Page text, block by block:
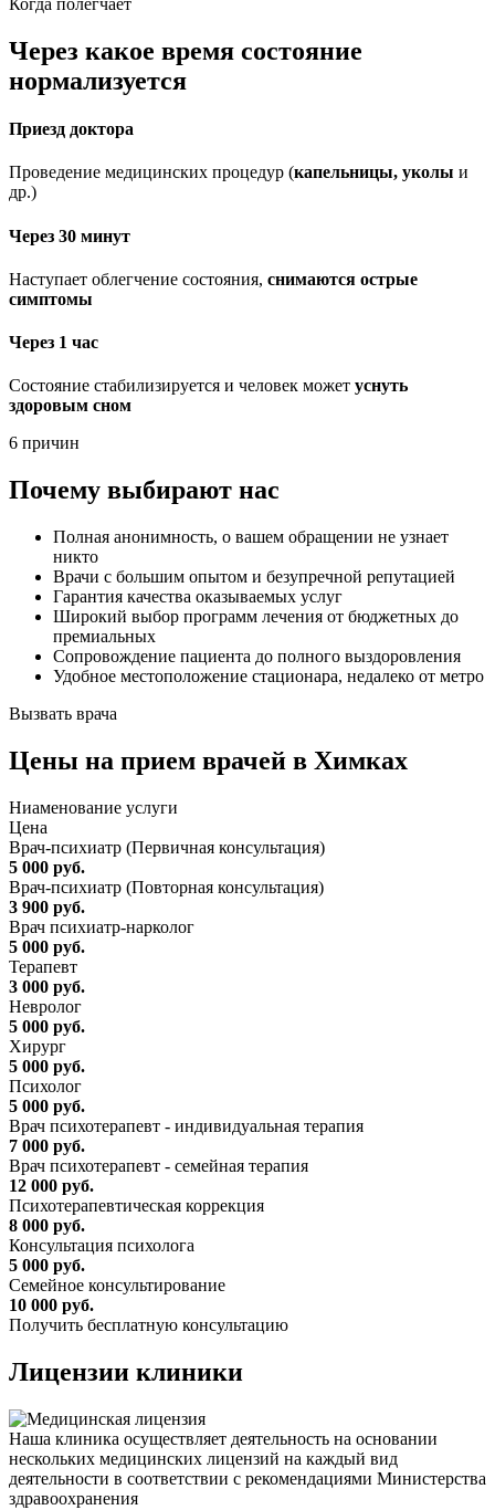
Когда полегчает
Через какое время состояние
нормализуется
Приезд доктора
Проведение медицинских процедур (капельницы, уколы и
др.)
Через 30 минут
Наступает облегчение состояния, снимаются острые
симптомы
Через 1 час
Состояние стабилизируется и человек может уснуть
здоровым сном
6 причин
Почему выбирают нас
Полная анонимность, о вашем обращении не узнает
никто
Врачи с большим опытом и безупречной репутацией
Гарантия качества оказываемых услуг
Широкий выбор программ лечения от бюджетных до
премиальных
Сопровождение пациента до полного выздоровления
Удобное местоположение стационара, недалеко от метро
Вызвать врача
Цены на прием врачей в Химках
Ниaменование услуги
Цена
Врач-психиатр (Первичная консультация)
5 000 руб.
Врач-психиатр (Повторная консультация)
3 900 руб.
Врач психиатр-нарколог
5 000 руб.
Терапевт
3 000 руб.
Невролог
5 000 руб.
Хирург
5 000 руб.
Психолог
5 000 руб.
Врач психотерапевт - индивидуальная терапия
7 000 руб.
Врач психотерапевт - семейная терапия
12 000 руб.
Психотерапевтическая коррекция
8 000 руб.
Консультация психолога
5 000 руб.
Семейное консультирование
10 000 руб.
Получить бесплатную консультацию
Лицензии клиники
Наша клиника осуществляет деятельность на основании
нескольких медицинских лицензий на каждый вид
деятельности в соответствии с рекомендациями Министерства
здравоохранения